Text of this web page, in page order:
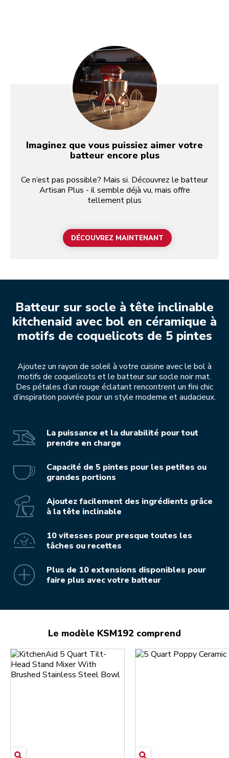
Imaginez que vous puissiez aimer votre
batteur encore plus
Ce n’est pas possible? Mais si. Découvrez le batteur
Artisan Plus - il semble déjà vu, mais offre
tellement plus
DÉCOUVREZ MAINTENANT
Batteur sur socle à tête inclinable
kitchenaid avec bol en céramique à
motifs de coquelicots de 5 pintes
Ajoutez un rayon de soleil à votre cuisine avec le bol à
motifs de coquelicots et le batteur sur socle noir mat.
Des pétales d’un rouge éclatant rencontrent un fini chic
d’inspiration poivrée pour un style moderne et audacieux.
La puissance et la durabilité pour tout
prendre en charge
Capacité de 5 pintes pour les petites ou
grandes portions
Ajoutez facilement des ingrédients grâce
à la tête inclinable
10 vitesses pour presque toutes les
tâches ou recettes
Plus de 10 extensions disponibles pour
faire plus avec votre batteur
Le modèle KSM192 comprend